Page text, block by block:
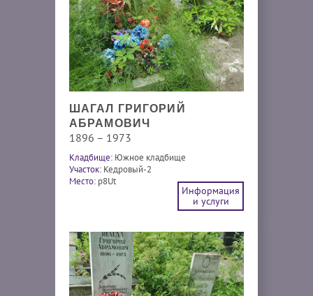
ШАГАЛ ГРИГОРИЙ
АБРАМОВИЧ
1896 – 1973
Кладбище: Южное кладбище
Участок: Кедровый-2
Место: p8Ut
Информация
и услуги